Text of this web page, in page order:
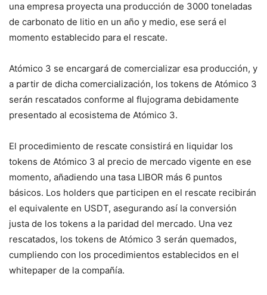
una empresa proyecta una producción de 3000 toneladas
de carbonato de litio en un año y medio, ese será el
momento establecido para el rescate.
Atómico 3 se encargará de comercializar esa producción, y
a partir de dicha comercialización, los tokens de Atómico 3
serán rescatados conforme al flujograma debidamente
presentado al ecosistema de Atómico 3.
El procedimiento de rescate consistirá en liquidar los
tokens de Atómico 3 al precio de mercado vigente en ese
momento, añadiendo una tasa LIBOR más 6 puntos
básicos. Los holders que participen en el rescate recibirán
el equivalente en USDT, asegurando así la conversión
justa de los tokens a la paridad del mercado. Una vez
rescatados, los tokens de Atómico 3 serán quemados,
cumpliendo con los procedimientos establecidos en el
whitepaper de la compañía.